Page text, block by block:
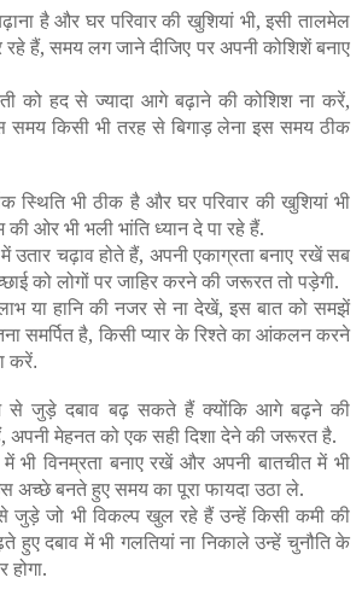
है और घर परिवार की खुशियां भी, इसी तालमेल
समय लग जाने दीजिए पर अपनी कोशिशें बनाए
को हद से ज्यादा आगे बढ़ाने की कोशिश ना करें,
समय किसी भी तरह से बिगाड़ लेना इस समय ठीक
स्थिति भी ठीक है और घर परिवार की खुशियां भी
ओर भी भली भांति ध्यान दे पा रहे हैं.
उतार चढ़ाव होते हैं, अपनी एकाग्रता बनाए रखें सब
को लोगों पर जाहिर करने की जरूरत तो पड़ेगी.
या हानि की नजर से ना देखें, इस बात को समझें
समर्पित है, किसी प्यार के रिश्ते का आंकलन करने
करें.
से जुड़े दबाव बढ़ सकते हैं क्योंकि आगे बढ़ने की
अपनी मेहनत को एक सही दिशा देने की जरूरत है.
भी विनम्रता बनाए रखें और अपनी बातचीत में भी
अच्छे बनते हुए समय का पूरा फायदा उठा ले.
जो भी विकल्प खुल रहे हैं उन्हें किसी कमी की
दबाव में भी गलतियां ना निकाले उन्हें चुनौति के